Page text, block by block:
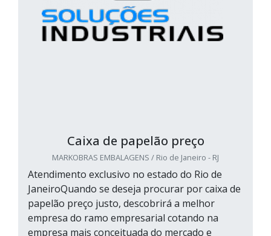
Caixa de papelão preço
MARKOBRAS EMBALAGENS / Rio de Janeiro - RJ
Atendimento exclusivo no estado do Rio de
JaneiroQuando se deseja procurar por caixa de
papelão preço justo, descobrirá a melhor
empresa do ramo empresarial cotando na
empresa mais conceituada do mercado e